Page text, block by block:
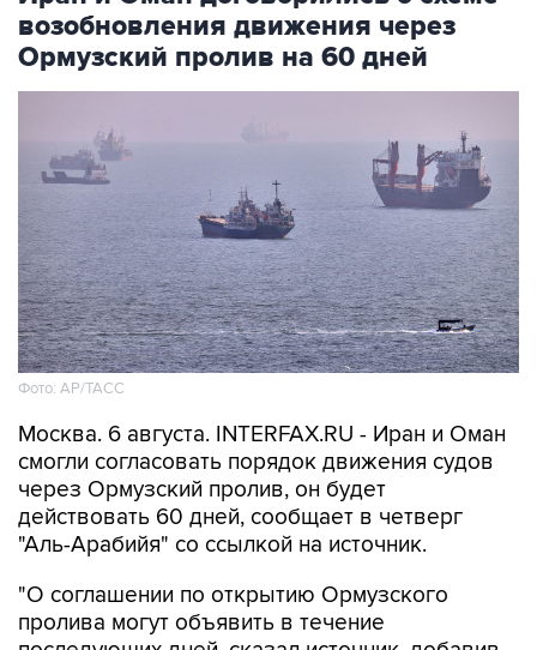
возобновления движения через
Ормузский пролив на 60 дней
Фото: AP/ТАСС
Москва. 6 августа. INTERFAX.RU - Иран и Оман
смогли согласовать порядок движения судов
через Ормузский пролив, он будет
действовать 60 дней, сообщает в четверг
"Аль-Арабийя" со ссылкой на источник.
"О соглашении по открытию Ормузского
пролива могут объявить в течение